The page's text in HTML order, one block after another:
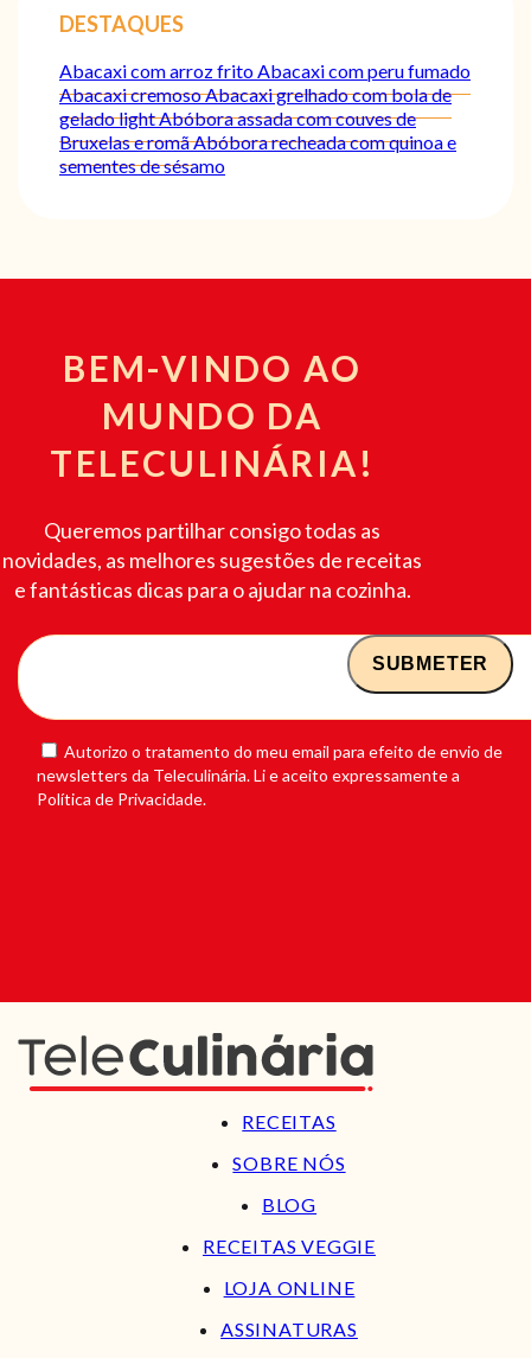
DESTAQUES
Abacaxi com arroz fritoAbacaxi com peru fumado
Abacaxi cremosoAbacaxi grelhado com bola de
gelado lightAbóbora assada com couves de
Bruxelas e romãAbóbora recheada com quinoa e
sementes de sésamo
BEM-VINDO AO
MUNDO DA
TELECULINÁRIA!
Queremos partilhar consigo todas as
novidades, as melhores sugestões de receitas
e fantásticas dicas para o ajudar na cozinha.
Autorizo o tratamento do meu email para efeito de envio de
newsletters da Teleculinária. Li e aceito expressamente a
Política de Privacidade.
RECEITAS
SOBRE NÓS
BLOG
RECEITAS VEGGIE
LOJA ONLINE
ASSINATURAS